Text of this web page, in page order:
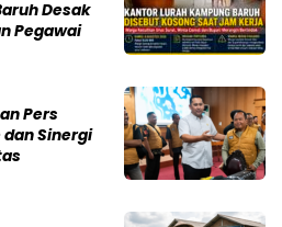
Desak
Pegawai
Pers
Sinergi